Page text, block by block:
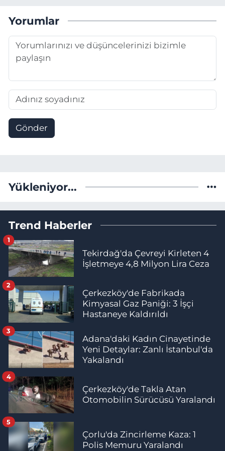
Yorumlar
Gönder
Yükleniyor...
Trend Haberler
Tekirdağ'da Çevreyi Kirleten 4
İşletmeye 4,8 Milyon Lira Ceza
1
Çerkezköy'de Fabrikada
Kimyasal Gaz Paniği: 3 İşçi
Hastaneye Kaldırıldı
2
Adana'daki Kadın Cinayetinde
Yeni Detaylar: Zanlı İstanbul'da
Yakalandı
3
Çerkezköy'de Takla Atan
Otomobilin Sürücüsü Yaralandı
4
Çorlu'da Zincirleme Kaza: 1
Polis Memuru Yaralandı
5